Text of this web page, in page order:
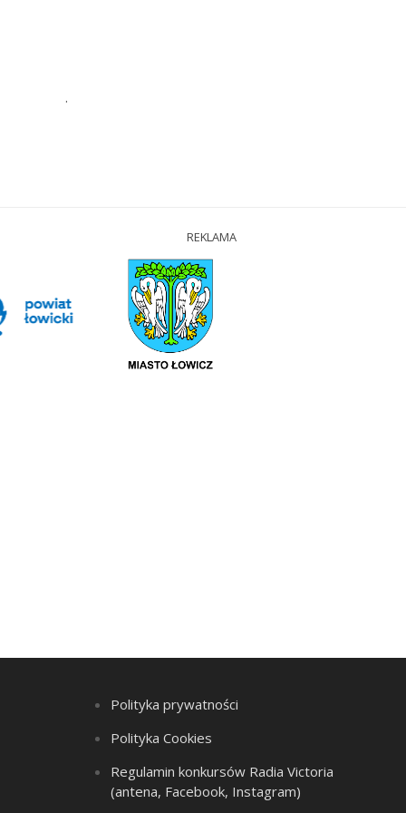
.
REKLAMA
Polityka prywatności
Polityka Cookies
Regulamin konkursów Radia Victoria
(antena, Facebook, Instagram)